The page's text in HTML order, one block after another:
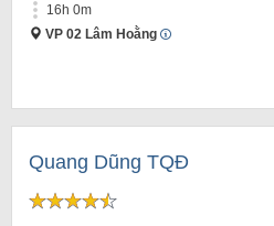
16h 0m
VP 02 Lâm Hoằng
Quang Dũng TQĐ